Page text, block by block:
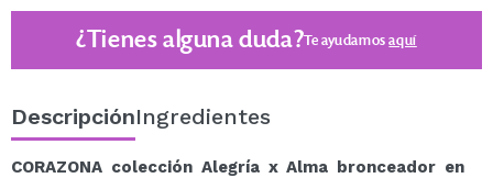
¿Tienes alguna duda?Te ayudamosaquí
DescripciónIngredientes
CORAZONA colección Alegría x Alma bronceador en